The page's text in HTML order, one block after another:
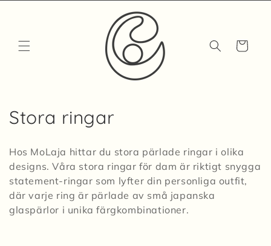
Varukorg
P
o
d
u
Stora ringar
Hos MoLaja hittar du stora pärlade ringar i olika
designs. Våra stora ringar för dam är riktigt snygga
statement-ringar som lyfter din personliga outfit,
där varje ring är pärlade av små japanska
glaspärlor i unika färgkombinationer.